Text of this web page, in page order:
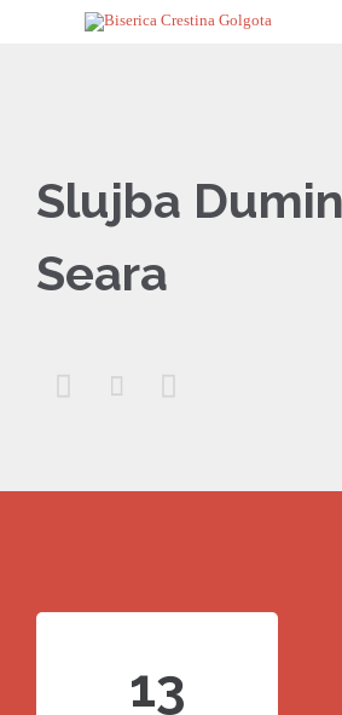
Slujba
Seara
  
13